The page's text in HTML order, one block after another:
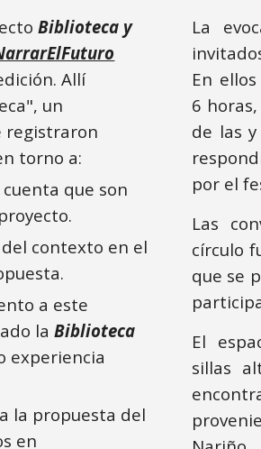
Biblioteca y
Allí
un
registraron
torno a:
que son
contexto en el
a este
laBiblioteca
experiencia
la propuesta del
en
La
En
6
de las
por el
Las
círculo
que se
El
sillas